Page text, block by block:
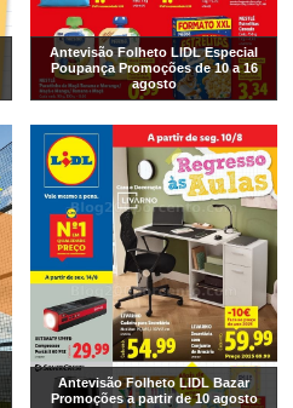
Antevisão Folheto LIDL Especial
Poupança Promoções de 10 a 16
agosto
Antevisão Folheto LIDL Bazar
Promoções a partir de 10 agosto